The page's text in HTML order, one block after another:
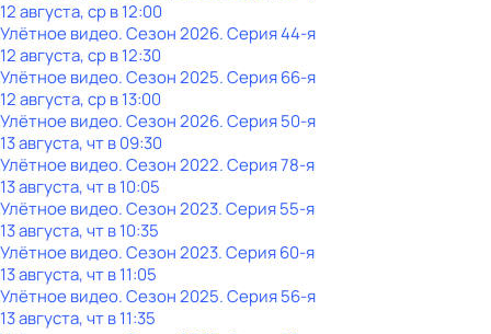
12 августа, ср в 12:00
Улётное видео. Сезон 2026. Серия 44-я
12 августа, ср в 12:30
Улётное видео. Сезон 2025. Серия 66-я
12 августа, ср в 13:00
Улётное видео. Сезон 2026. Серия 50-я
13 августа, чт в 09:30
Улётное видео. Сезон 2022. Серия 78-я
13 августа, чт в 10:05
Улётное видео. Сезон 2023. Серия 55-я
13 августа, чт в 10:35
Улётное видео. Сезон 2023. Серия 60-я
13 августа, чт в 11:05
Улётное видео. Сезон 2025. Серия 56-я
13 августа, чт в 11:35